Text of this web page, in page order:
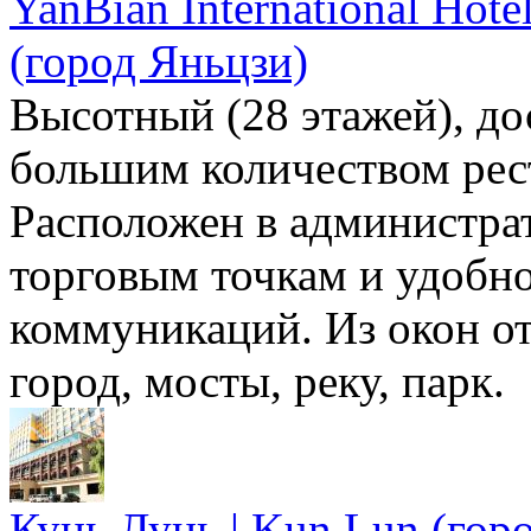
(город Яньцзи)
Высотный (28 этажей),
большим количеством
Расположен в
торговым точкам и
коммуникаций. Из окон
город, мосты, реку, парк.